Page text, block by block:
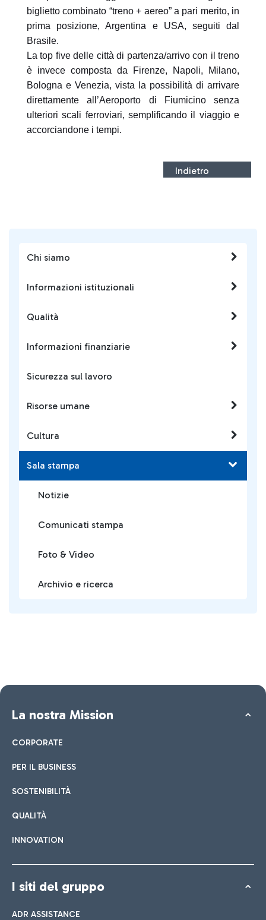
Chi siamo
Informazioni istituzionali
Qualità
Informazioni finanziarie
Sicurezza sul lavoro
Risorse umane
Cultura
Sala stampa
Notizie
Comunicati stampa
Foto & Video
Archivio e ricerca
biglietto combinato “treno + aereo” a pari merito, in
prima posizione, Argentina e USA, seguiti dal
Brasile.
La top five delle città di partenza/arrivo con il treno
è invece composta da Firenze, Napoli, Milano,
Bologna e Venezia, vista la possibilità di arrivare
direttamente all’Aeroporto di Fiumicino senza
ulteriori scali ferroviari, semplificando il viaggio e
accorciandone i tempi.
Indietro
La nostra Mission
CORPORATE
PER IL BUSINESS
SOSTENIBILITÀ
QUALITÀ
INNOVATION
I siti del gruppo
ADR ASSISTANCE